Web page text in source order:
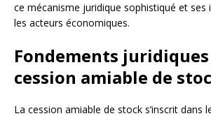
ce mécanisme juridique sophistiqué et ses
les acteurs économiques.
Fondements
cession amiable de
La cession amiable de stock s’inscrit dans